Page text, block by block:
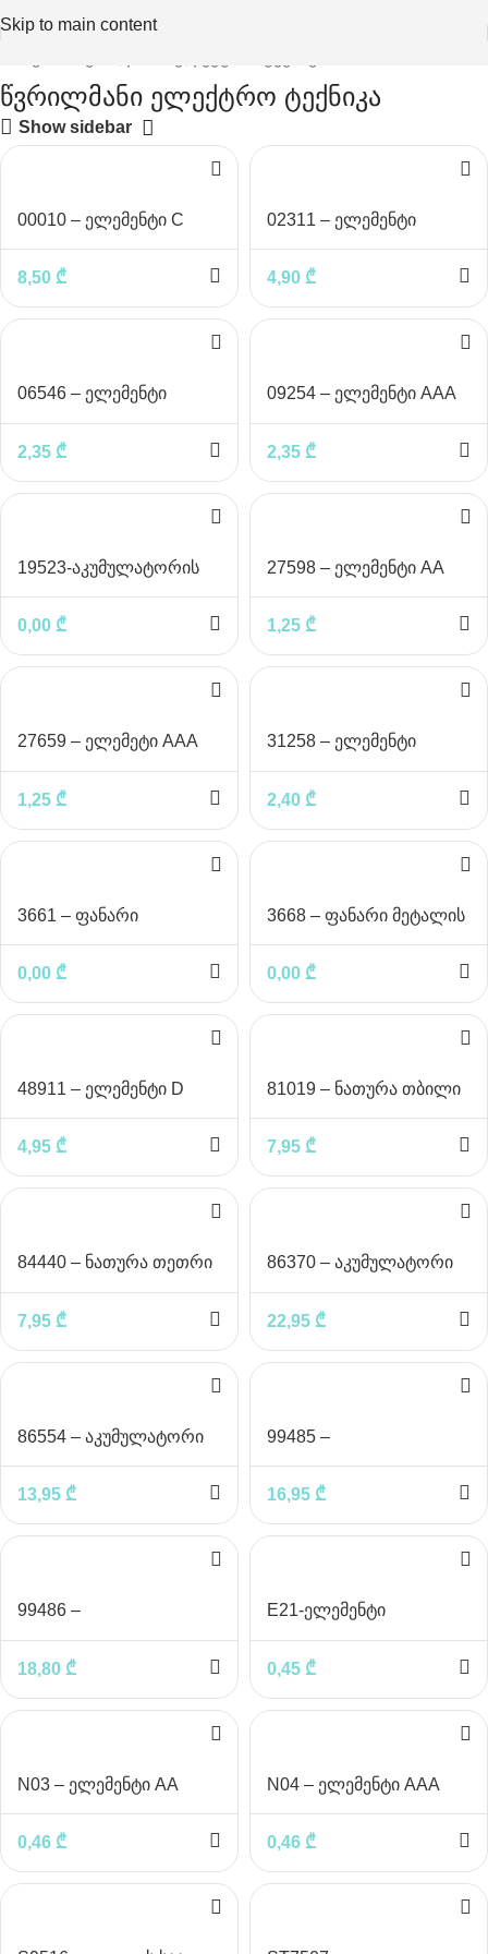
Skip to main content
წვრილმანი ელექტრო ტექნიკა
Show sidebar
00010 – ელემენტი C
8,50 ₾
02311 – ელემენტი
4,90 ₾
06546 – ელემენტი
2,35 ₾
09254 – ელემენტი AAA
2,35 ₾
19523-აკუმულატორის
0,00 ₾
27598 – ელემენტი AA
1,25 ₾
27659 – ელემეტი AAA
1,25 ₾
31258 – ელემენტი
2,40 ₾
3661 – ფანარი
0,00 ₾
3668 – ფანარი მეტალის
0,00 ₾
48911 – ელემენტი D
4,95 ₾
81019 – ნათურა თბილი
7,95 ₾
84440 – ნათურა თეთრი
7,95 ₾
86370 – აკუმულატორი
22,95 ₾
86554 – აკუმულატორი
13,95 ₾
99485 –
დამცველით 3მ.
16,95 ₾
99486 –
დამცველით 5მ
18,80 ₾
E21-ელემენტი
0,45 ₾
N03 – ელემენტი AA
0,46 ₾
N04 – ელემენტი AAA
0,46 ₾